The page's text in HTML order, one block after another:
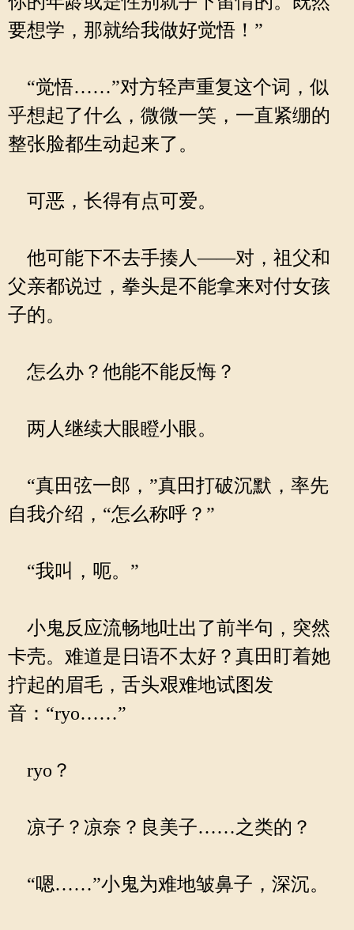
要想学，那就给我做好觉悟！”
“觉悟……”对方轻声重复这个词，似
乎想起了什么，微微一笑，一直紧绷的
整张脸都生动起来了。
可恶，长得有点可爱。
他可能下不去手揍人——对，祖父和
父亲都说过，拳头是不能拿来对付女孩
子的。
怎么办？他能不能反悔？
两人继续大眼瞪小眼。
“真田弦一郎，”真田打破沉默，率先
自我介绍，“怎么称呼？”
“我叫，呃。”
小鬼反应流畅地吐出了前半句，突然
卡壳。难道是日语不太好？真田盯着她
拧起的眉毛，舌头艰难地试图发
音：“ryo……”
ryo？
凉子？凉奈？良美子……之类的？
“嗯……”小鬼为难地皱鼻子，深沉。